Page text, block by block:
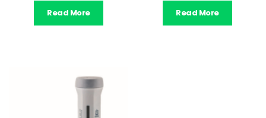
Read More Read More